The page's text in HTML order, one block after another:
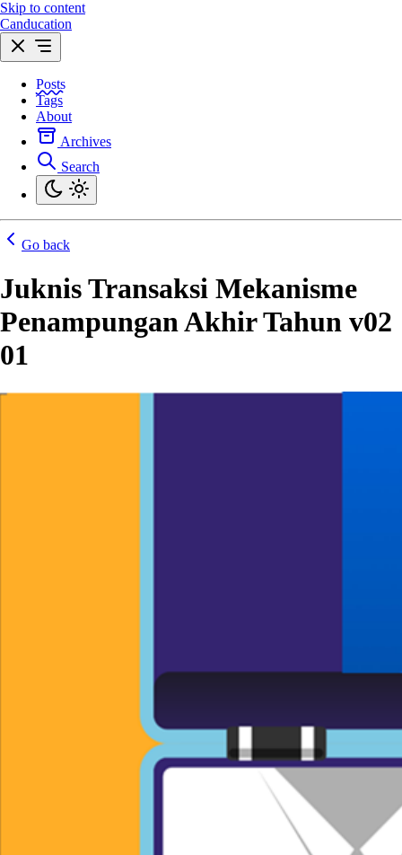
Skip to content
Canducation
Posts
Tags
About
Archives
Search
Go back
Juknis Transaksi Mekanisme
Penampungan Akhir Tahun v02
01